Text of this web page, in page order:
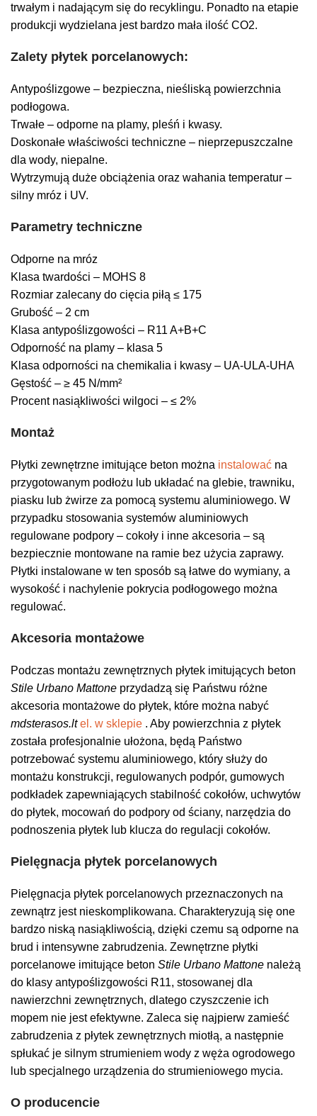
trwałym i nadającym się do recyklingu. Ponadto na etapie
produkcji wydzielana jest bardzo mała ilość CO2.
Zalety płytek porcelanowych:
Antypoślizgowe – bezpieczna, nieśliską powierzchnia
podłogowa.
Trwałe – odporne na plamy, pleśń i kwasy.
Doskonałe właściwości techniczne – nieprzepuszczalne
dla wody, niepalne.
Wytrzymują duże obciążenia oraz wahania temperatur –
silny mróz i UV.
Parametry techniczne
Odporne na mróz
Klasa twardości – MOHS 8
Rozmiar zalecany do cięcia piłą ≤ 175
Grubość – 2 cm
Klasa antypoślizgowości – R11 A+B+C
Odporność na plamy – klasa 5
Klasa odporności na chemikalia i kwasy – UA-ULA-UHA
Gęstość – ≥ 45 N/mm²
Procent nasiąkliwości wilgoci – ≤ 2%
Montaż
Płytki zewnętrzne imitujące beton można instalować na
przygotowanym podłożu lub układać na glebie, trawniku,
piasku lub żwirze za pomocą systemu aluminiowego. W
przypadku stosowania systemów aluminiowych
regulowane podpory – cokoły i inne akcesoria – są
bezpiecznie montowane na ramie bez użycia zaprawy.
Płytki instalowane w ten sposób są łatwe do wymiany, a
wysokość i nachylenie pokrycia podłogowego można
regulować.
Akcesoria montażowe
Podczas montażu zewnętrznych płytek imitujących beton
Stile Urbano Mattone przydadzą się Państwu różne
akcesoria montażowe do płytek, które można nabyć
mdsterasos.lt el. w sklepie . Aby powierzchnia z płytek
została profesjonalnie ułożona, będą Państwo
potrzebować systemu aluminiowego, który służy do
montażu konstrukcji, regulowanych podpór, gumowych
podkładek zapewniających stabilność cokołów, uchwytów
do płytek, mocowań do podpory od ściany, narzędzia do
podnoszenia płytek lub klucza do regulacji cokołów.
Pielęgnacja płytek porcelanowych
Pielęgnacja płytek porcelanowych przeznaczonych na
zewnątrz jest nieskomplikowana. Charakteryzują się one
bardzo niską nasiąkliwością, dzięki czemu są odporne na
brud i intensywne zabrudzenia. Zewnętrzne płytki
porcelanowe imitujące beton Stile Urbano Mattone należą
do klasy antypoślizgowości R11, stosowanej dla
nawierzchni zewnętrznych, dlatego czyszczenie ich
mopem nie jest efektywne. Zaleca się najpierw zamieść
zabrudzenia z płytek zewnętrznych miotłą, a następnie
spłukać je silnym strumieniem wody z węża ogrodowego
lub specjalnego urządzenia do strumieniowego mycia.
O producencie